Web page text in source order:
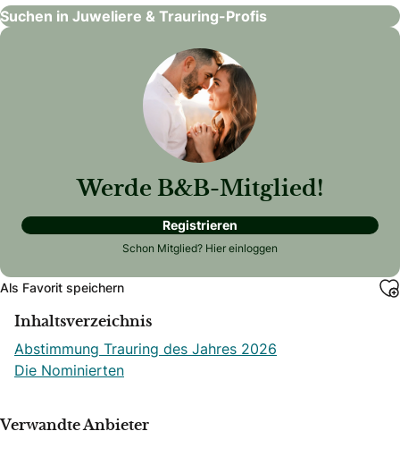
Suchen in Juweliere & Trauring-Profis
Werde B&B-Mitglied!
Registrieren
Schon Mitglied? Hier einloggen
Als Favorit speichern
Inhaltsverzeichnis
Abstimmung Trauring des Jahres 2026
Die Nominierten
Verwandte Anbieter